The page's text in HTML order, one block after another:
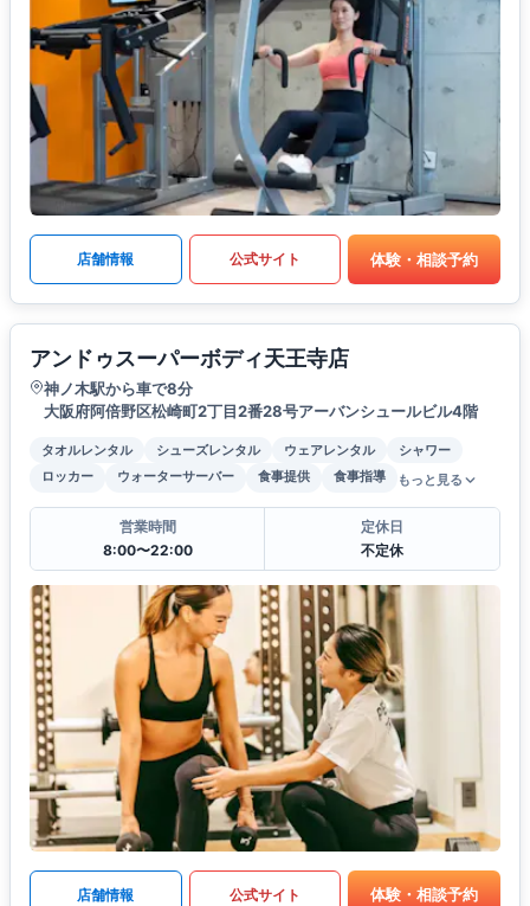
店舗情報 公式サイト 体験・相談予約
アンドゥスーパーボディ天王寺店
神ノ木駅から車で8分
大阪府阿倍野区松崎町2丁目2番28号アーバンシュールビル4階
タオルレンタル シューズレンタル ウェアレンタル
シャワー
ロッカー
ウォーターサーバー 食事提供 食事指導 もっと見る
営業時間
8:00〜22:00
定休日
不定休
店舗情報 公式サイト 体験・相談予約